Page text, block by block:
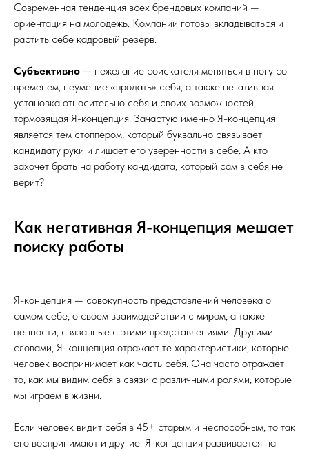
Современная тенденция всех брендовых компаний —
ориентация на молодежь. Компании готовы вкладываться и
растить себе кадровый резерв.
Субъективно — нежелание соискателя меняться в ногу со
временем, неумение «продать» себя, а также негативная
установка относительно себя и своих возможностей,
тормозящая Я-концепция. Зачастую именно Я-концепция
является тем стоппером, который буквально связывает
кандидату руки и лишает его уверенности в себе. А кто
захочет брать на работу кандидата, который сам в себя не
верит?
Как негативная Я-концепция мешает
поиску работы
Я-концепция — совокупность представлений человека о
самом себе, о своем взаимодействии с миром, а также
ценности, связанные с этими представлениями. Другими
словами, Я-концепция отражает те характеристики, которые
человек воспринимает как часть себя. Она часто отражает
то, как мы видим себя в связи с различными ролями, которые
мы играем в жизни.
Если человек видит себя в 45+ старым и неспособным, то так
его воспринимают и другие. Я-концепция развивается на